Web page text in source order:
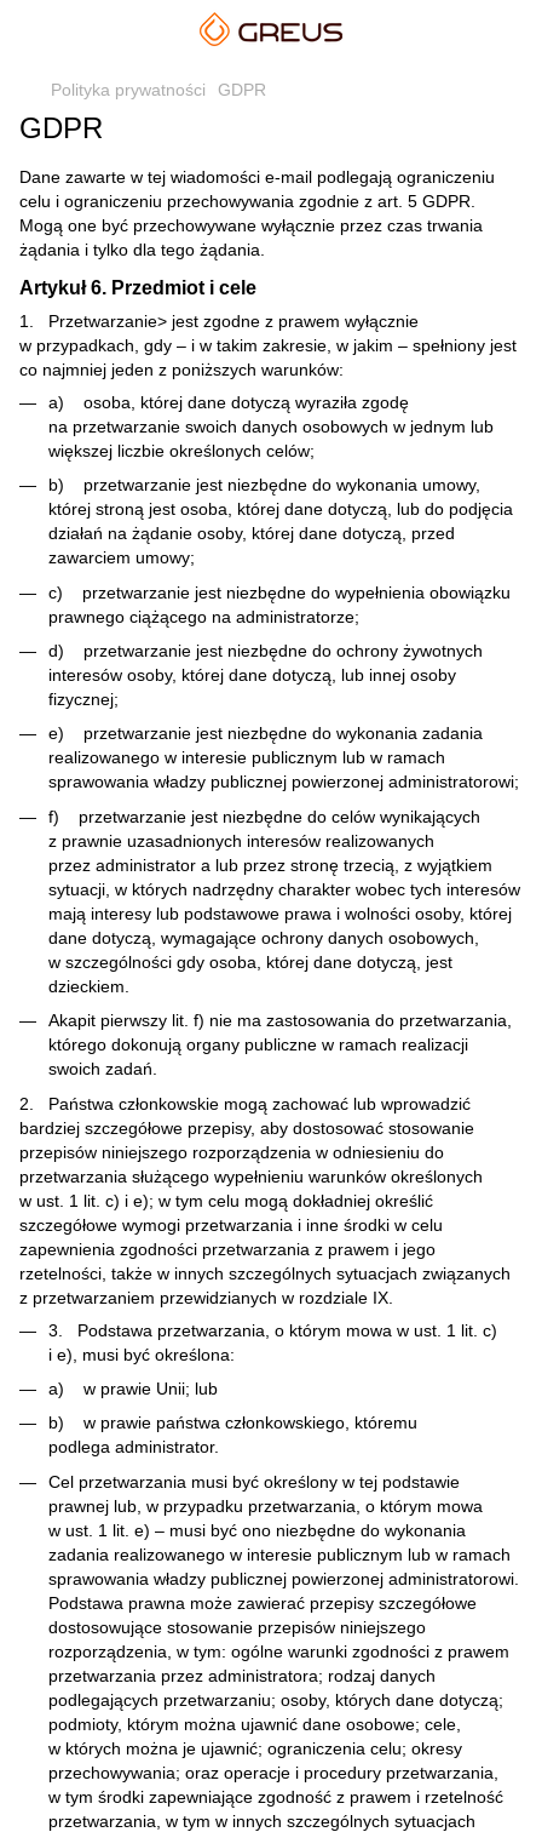
Polityka prywatności GDPR
GDPR
Dane zawarte w tej wiadomości e-mail podlegają ograniczeniu
celu i ograniczeniu przechowywania zgodnie z art. 5 GDPR.
Mogą one być przechowywane wyłącznie przez czas trwania
żądania i tylko dla tego żądania.
Artykuł 6. Przedmiot i cele
1. Przetwarzanie> jest zgodne z prawem wyłącznie
w przypadkach, gdy – i w takim zakresie, w jakim – spełniony jest
co najmniej jeden z poniższych warunków:
a) osoba, której dane dotyczą wyraziła zgodę
na przetwarzanie swoich danych osobowych w jednym lub
większej liczbie określonych celów;
b) przetwarzanie jest niezbędne do wykonania umowy,
której stroną jest osoba, której dane dotyczą, lub do podjęcia
działań na żądanie osoby, której dane dotyczą, przed
zawarciem umowy;
c) przetwarzanie jest niezbędne do wypełnienia obowiązku
prawnego ciążącego na administratorze;
d) przetwarzanie jest niezbędne do ochrony żywotnych
interesów osoby, której dane dotyczą, lub innej osoby
fizycznej;
e) przetwarzanie jest niezbędne do wykonania zadania
realizowanego w interesie publicznym lub w ramach
sprawowania władzy publicznej powierzonej administratorowi;
f) przetwarzanie jest niezbędne do celów wynikających
z prawnie uzasadnionych interesów realizowanych
przez administrator a lub przez stronę trzecią, z wyjątkiem
sytuacji, w których nadrzędny charakter wobec tych interesów
mają interesy lub podstawowe prawa i wolności osoby, której
dane dotyczą, wymagające ochrony danych osobowych,
w szczególności gdy osoba, której dane dotyczą, jest
dzieckiem.
Akapit pierwszy lit. f) nie ma zastosowania do przetwarzania,
którego dokonują organy publiczne w ramach realizacji
swoich zadań.
2. Państwa członkowskie mogą zachować lub wprowadzić
bardziej szczegółowe przepisy, aby dostosować stosowanie
przepisów niniejszego rozporządzenia w odniesieniu do
przetwarzania służącego wypełnieniu warunków określonych
w ust. 1 lit. c) i e); w tym celu mogą dokładniej określić
szczegółowe wymogi przetwarzania i inne środki w celu
zapewnienia zgodności przetwarzania z prawem i jego
rzetelności, także w innych szczególnych sytuacjach związanych
z przetwarzaniem przewidzianych w rozdziale IX.
3. Podstawa przetwarzania, o którym mowa w ust. 1 lit. c)
i e), musi być określona:
a) w prawie Unii; lub
b) w prawie państwa członkowskiego, któremu
podlega administrator.
Cel przetwarzania musi być określony w tej podstawie
prawnej lub, w przypadku przetwarzania, o którym mowa
w ust. 1 lit. e) – musi być ono niezbędne do wykonania
zadania realizowanego w interesie publicznym lub w ramach
sprawowania władzy publicznej powierzonej administratorowi.
Podstawa prawna może zawierać przepisy szczegółowe
dostosowujące stosowanie przepisów niniejszego
rozporządzenia, w tym: ogólne warunki zgodności z prawem
przetwarzania przez administratora; rodzaj danych
podlegających przetwarzaniu; osoby, których dane dotyczą;
podmioty, którym można ujawnić dane osobowe; cele,
w których można je ujawnić; ograniczenia celu; okresy
przechowywania; oraz operacje i procedury przetwarzania,
w tym środki zapewniające zgodność z prawem i rzetelność
przetwarzania, w tym w innych szczególnych sytuacjach